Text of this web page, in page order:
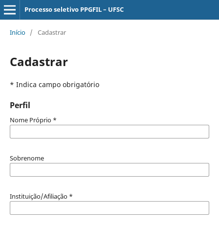
Processo seletivo PPGFIL – UFSC
Início / Cadastrar
Cadastrar
* Indica campo obrigatório
Perfil
Nome Próprio *
Sobrenome
Instituição/Afiliação *